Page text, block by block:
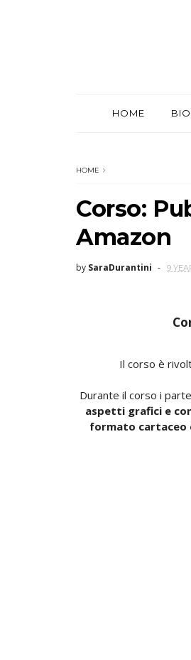
HOME
HOME
Corso:
Amazon
by SaraDurantini 9
Il corso è
Durante il corso i
aspetti grafici e
formato cartaceo